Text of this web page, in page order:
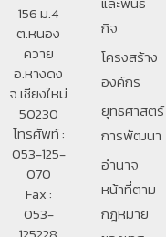
156 ม.4
ต.หนอง
ควาย
อ.หางดง
จ.เชียงใหม่
50230
โทรศัพท์ :
053-125-
070
Fax :
053-
กิจ
โครงสร้าง
องค์กร
ยุทธศาสตร์
การพัฒนา
อํานาจ
หน้าที่ตาม
กฎหมาย